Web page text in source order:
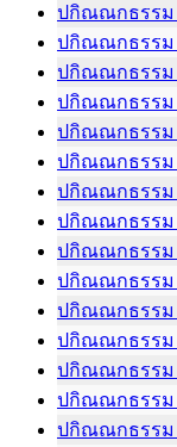
ปกิณณกธรรม
ปกิณณกธรรม
ปกิณณกธรรม
ปกิณณกธรรม
ปกิณณกธรรม
ปกิณณกธรรม
ปกิณณกธรรม
ปกิณณกธรรม
ปกิณณกธรรม
ปกิณณกธรรม
ปกิณณกธรรม
ปกิณณกธรรม
ปกิณณกธรรม
ปกิณณกธรรม
ปกิณณกธรรม